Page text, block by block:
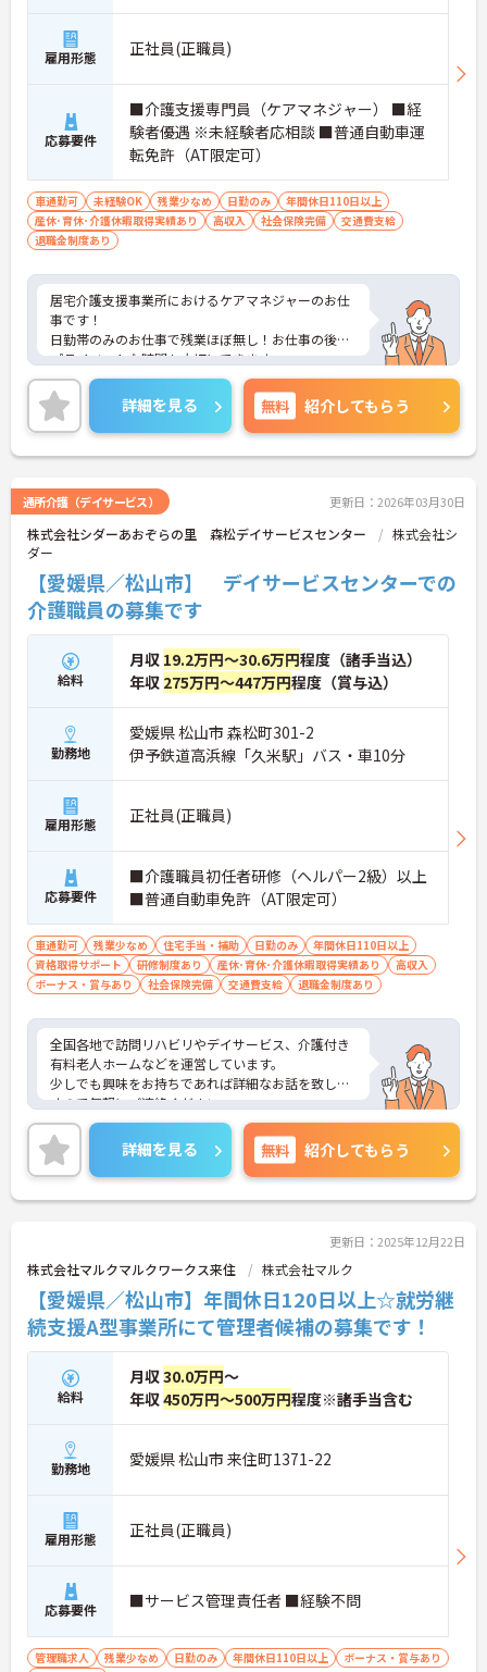
雇用形態 正社員(正職員)
応募要件
■介護支援専門員（ケアマネジャー） ■経
験者優遇 ※未経験者応相談 ■普通自動車運
転免許（AT限定可）
車通勤可 未経験OK 残業少なめ 日勤のみ
年間休日110日以上
産休･育休･介護休暇取得実績あり
高収入 社会保険完備
交通費支給
退職金制度あり
居宅介護支援事業所におけるケアマネジャーのお仕
事です！
日勤帯のみのお仕事で残業ほぼ無し！お仕事の後の
プライベートな時間も大切にできます。
単身用・世帯用の住宅完備で遠方から応募の方も安
心してお仕事を始められます。
ご興味ある方には、面接対策ポイントなど、さらに
詳細をお話しいたしますのでお気軽にご相談くださ
い！
詳細を見る 無料 紹介してもらう
通所介護（デイサービス） 更新日：2026年03月30日
株式会社シダーあおぞらの里 森松デイサービスセンター
株式会社シ
ダー
【愛媛県／松山市】 デイサービスセンターでの
介護職員の募集です
給料
月収 19.2万円～30.6万円程度（諸手当込）
年収 275万円～447万円程度（賞与込）
勤務地
愛媛県 松山市 森松町301-2
伊予鉄道高浜線「久米駅」バス・車10分
雇用形態 正社員(正職員)
応募要件
■介護職員初任者研修（ヘルパー2級）以上
■普通自動車免許（AT限定可）
車通勤可 残業少なめ 住宅手当・補助 日勤のみ
年間休日110日以上
資格取得サポート
研修制度あり 産休･育休･介護休暇取得実績あり
高収入
ボーナス・賞与あり
社会保険完備 交通費支給 退職金制度あり
全国各地で訪問リハビリやデイサービス、介護付き
有料老人ホームなどを運営しています。
少しでも興味をお持ちであれば詳細なお話を致しま
すので気軽にご連絡ください。
詳細を見る 無料 紹介してもらう
更新日：2025年12月22日
株式会社マルクマルクワークス来住 株式会社マルク
【愛媛県／松山市】年間休日120日以上☆就労継
続支援A型事業所にて管理者候補の募集です！
給料
月収30.0万円～
年収450万円～500万円程度※諸手当含む
勤務地 愛媛県 松山市 来住町1371-22
雇用形態 正社員(正職員)
応募要件 ■サービス管理責任者 ■経験不問
管理職求人 残業少なめ 日勤のみ 年間休日110日以上
ボーナス・賞与あり